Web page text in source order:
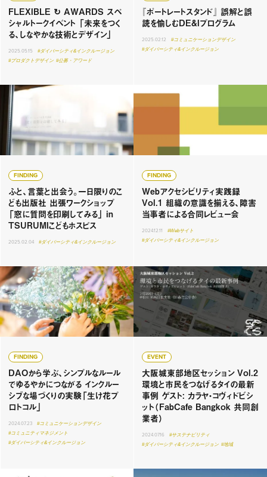
FLEXIBLE ↻ AWARDS スペ
シャルトークイベント 「未来をつく
る、しなやかな技術とデザイン」
2025.05.15
#ダイバーシティ&インクルージョン
#プロダクトデザイン #公募・アワード
『ポートレートスタンド』 誤解と誤
読を愉しむDE&Iプログラム
2025.02.12
#コミュニケーションデザイン
#ダイバーシティ&インクルージョン
FINDING
ふと、言葉と出会う。一日限りのこ
ども出版社 出張ワークショップ
「窓に質問を印刷してみる」 in
TSURUMIこどもホスピス
2025.02.04 #ダイバーシティ&インクルージョン
FINDING
Webアクセシビリティ実践録
Vol.1 組織の意識を揃える、障害
当事者による合同レビュー会
2024.12.11
#Webサイト
#ダイバーシティ&インクルージョン
FINDING
DAOから学ぶ、シンプルなルール
でゆるやかにつながる インクルー
シブな場づくりの実験「生け花プ
ロトコル」
2024.07.23
#コミュニケーションデザイン
#コミュニティマネジメント
#ダイバーシティ&インクルージョン
EVENT
大阪城東部地区セッション Vol.2
環境と市民をつなげるタイの最新
事例 ゲスト: カラヤ・コヴィドビシ
ット（FabCafe Bangkok 共同創
業者）
2024.07.16
#サステナビリティ
#ダイバーシティ&インクルージョン #地域